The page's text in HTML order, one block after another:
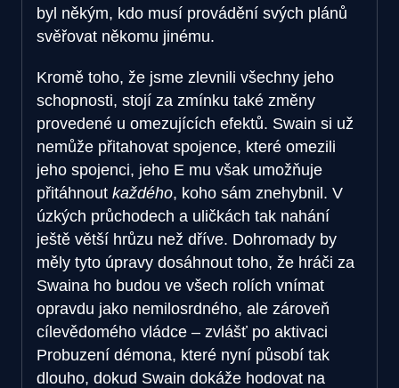
byl někým, kdo musí provádění svých plánů
svěřovat někomu jinému.
Kromě toho, že jsme zlevnili všechny jeho
schopnosti, stojí za zmínku také změny
provedené u omezujících efektů. Swain si už
nemůže přitahovat spojence, které omezili
jeho spojenci, jeho E mu však umožňuje
přitáhnout každého, koho sám znehybnil. V
úzkých průchodech a uličkách tak nahání
ještě větší hrůzu než dříve. Dohromady by
měly tyto úpravy dosáhnout toho, že hráči za
Swaina ho budou ve všech rolích vnímat
opravdu jako nemilosrdného, ale zároveň
cílevědomého vládce – zvlášť po aktivaci
Probuzení démona, které nyní působí tak
dlouho, dokud Swain dokáže hodovat na